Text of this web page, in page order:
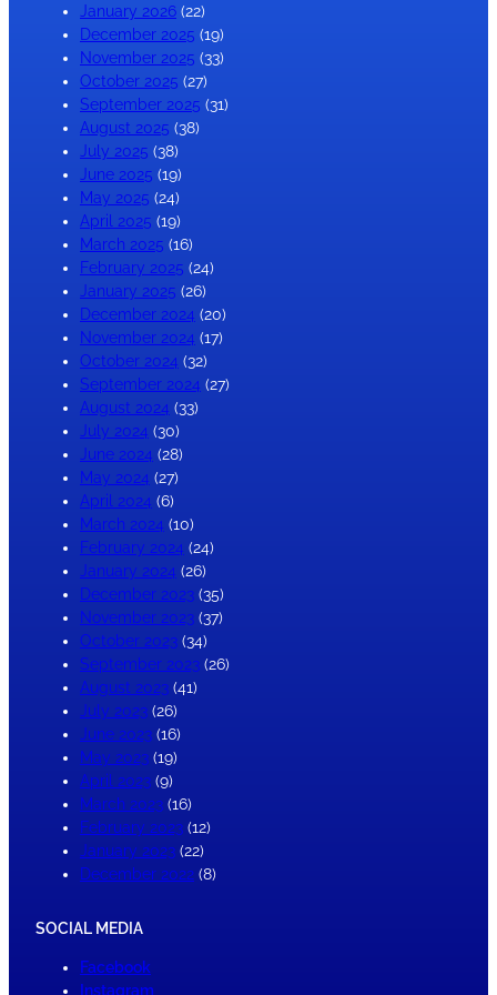
January 2026 (22)
December 2025 (19)
November 2025 (33)
October 2025 (27)
September 2025 (31)
August 2025 (38)
July 2025 (38)
June 2025 (19)
May 2025 (24)
April 2025 (19)
March 2025 (16)
February 2025 (24)
January 2025 (26)
December 2024 (20)
November 2024 (17)
October 2024 (32)
September 2024 (27)
August 2024 (33)
July 2024 (30)
June 2024 (28)
May 2024 (27)
April 2024 (6)
March 2024 (10)
February 2024 (24)
January 2024 (26)
December 2023 (35)
November 2023 (37)
October 2023 (34)
September 2023 (26)
August 2023 (41)
July 2023 (26)
June 2023 (16)
May 2023 (19)
April 2023 (9)
March 2023 (16)
February 2023 (12)
January 2023 (22)
December 2022 (8)
SOCIAL MEDIA
Facebook
Instagram